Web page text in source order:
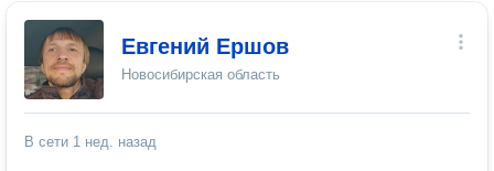
Евгений Ершов
Новосибирская область
В сети 1 нед. назад